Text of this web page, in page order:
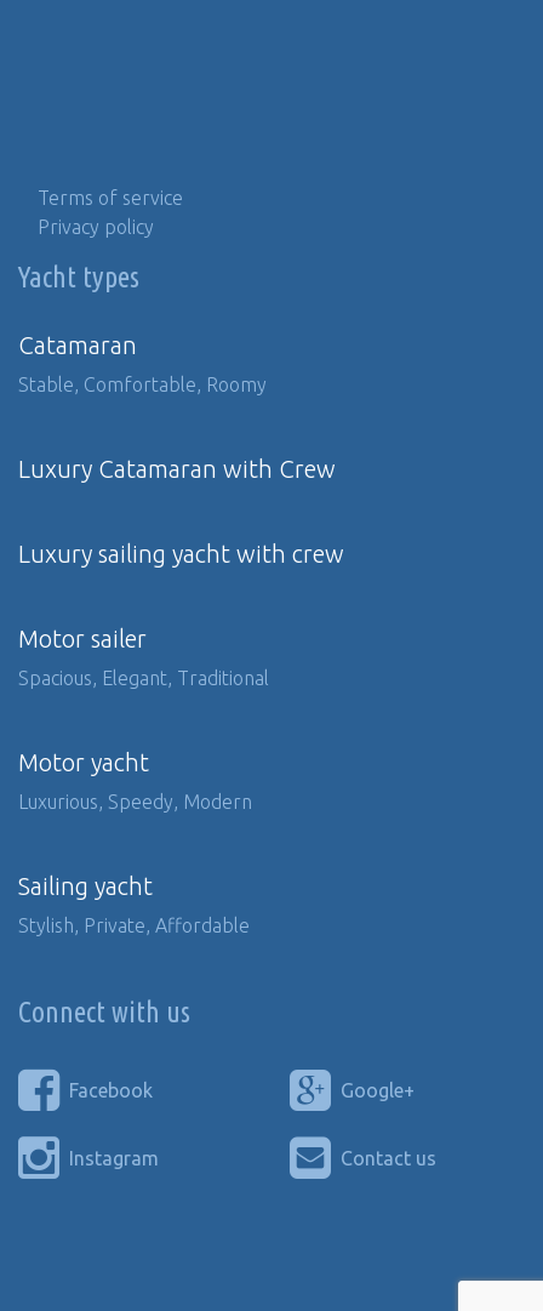
Terms of service
Privacy policy
Yacht types
Catamaran
Stable, Comfortable, Roomy
Luxury Catamaran with Crew
Luxury sailing yacht with crew
Motor sailer
Spacious, Elegant, Traditional
Motor yacht
Luxurious, Speedy, Modern
Sailing yacht
Stylish, Private, Affordable
Connect with us
Facebook Google+
Instagram Contact us